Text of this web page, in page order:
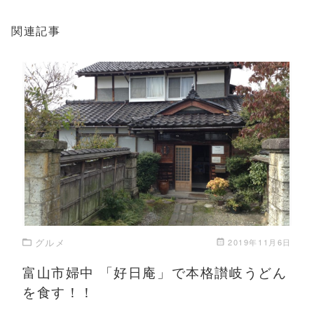
関連記事
この記事を読む
グルメ 2019年11月6日
富山市婦中 「好日庵」で本格讃岐うどん
を食す！！